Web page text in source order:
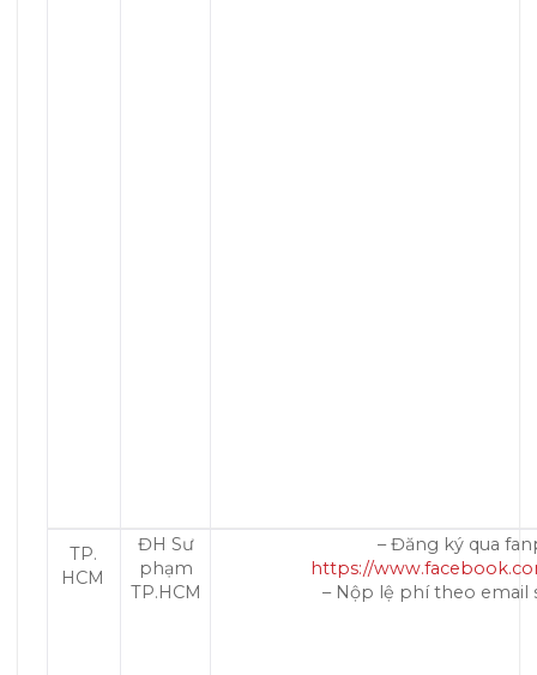
TP.
HCM
ĐH Sư
phạm
TP.HCM
– Đăng ký qua
https://
– Nộp lệ phí theo email